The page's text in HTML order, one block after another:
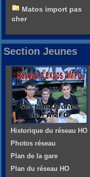
Matos import pas
cher
Section Jeunes
Historique du réseau HO
Photos réseau
Plan de la gare
Plan du réseau HO